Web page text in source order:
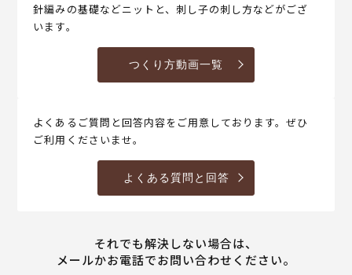
針編みの基礎などニットと、刺し子の刺し方などがござ
います。
つくり方動画一覧
よくあるご質問と回答内容をご用意しております。ぜひ
ご利用くださいませ。
よくある質問と回答
それでも解決しない場合は、
メールかお電話でお問い合わせください。